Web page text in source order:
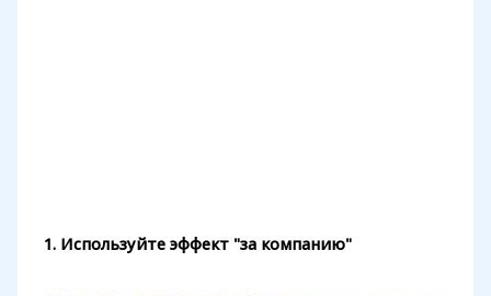
1. Используйте эффект "за компанию"